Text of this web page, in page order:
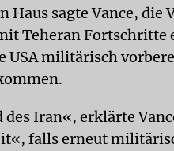
Haus sagte Vance, die
Teheran Fortschritte
USA militärisch
Iran«, erklärte
falls erneut